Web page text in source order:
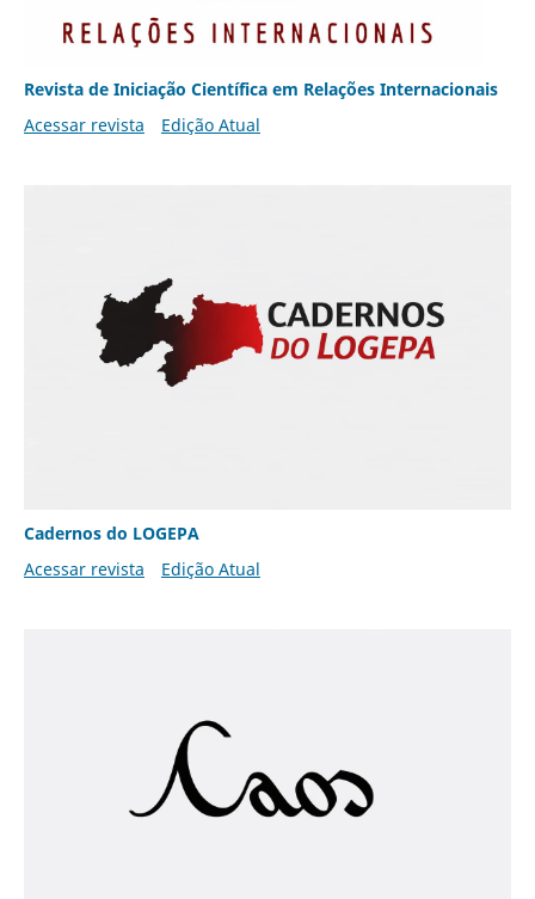
Revista de Iniciação Científica em Relações Internacionais
Acessar revista
Edição Atual
Cadernos do LOGEPA
Acessar revista
Edição Atual